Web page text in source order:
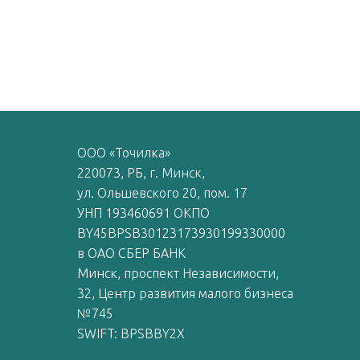
ООО «Точилка»
220073, РБ, г. Минск,
ул. Ольшевского 20, пом. 17
УНП 193460691 ОКПО
BY45BPSB30123173930199330000
в ОАО СБЕР БАНК
Минск, проспект Независимости,
32, Центр развития малого бизнеса
№745
SWIFT: BPSBBY2X